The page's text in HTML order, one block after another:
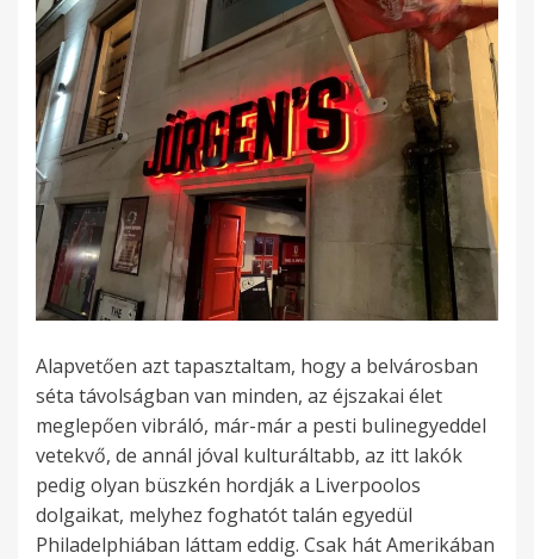
Alapvetően azt tapasztaltam, hogy a belvárosban
séta távolságban van minden, az éjszakai élet
meglepően vibráló, már-már a pesti bulinegyeddel
vetekvő, de annál jóval kulturáltabb, az itt lakók
pedig olyan büszkén hordják a Liverpoolos
dolgaikat, melyhez foghatót talán egyedül
Philadelphiában láttam eddig. Csak hát Amerikában